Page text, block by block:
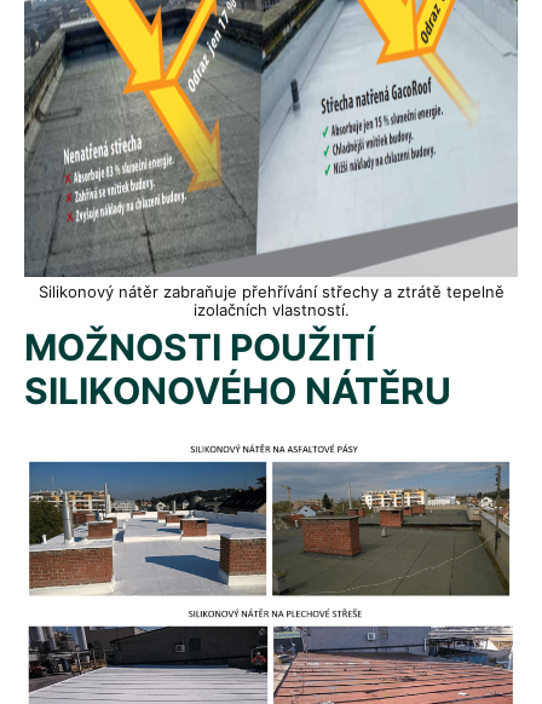
Silikonový nátěr zabraňuje přehřívání střechy a ztrátě tepelně
izolačních vlastností.
MOŽNOSTI POUŽITÍ
SILIKONOVÉHO NÁTĚRU